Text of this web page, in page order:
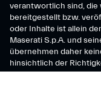
verantwortlich sind, die
bereitgestellt bzw.
oder Inhalte ist allein
Maserati S.p.A. und
übernehmen daher
hinsichtlich der